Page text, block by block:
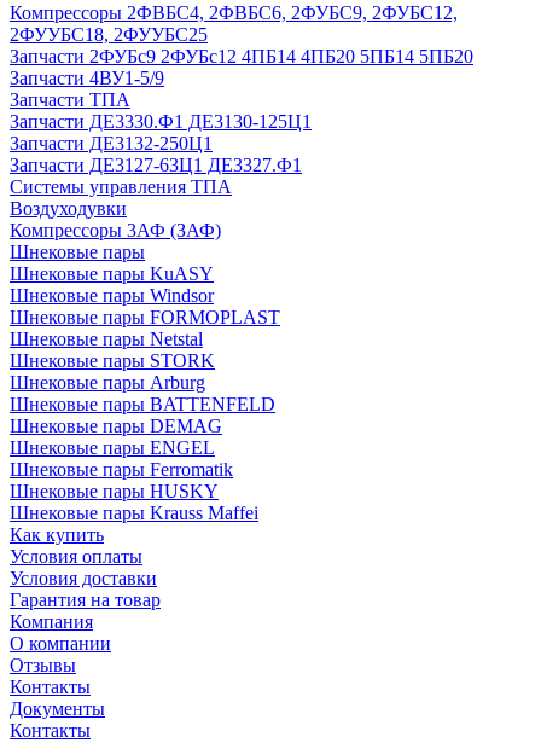
Компрессоры 2ФВБС4, 2ФВБС6, 2ФУБС9, 2ФУБС12,
2ФУУБС18, 2ФУУБС25
Запчасти 2ФУБс9 2ФУБс12 4ПБ14 4ПБ20 5ПБ14 5ПБ20
Запчасти 4ВУ1-5/9
Запчасти ТПА
Запчасти ДЕ3330.Ф1 ДЕ3130-125Ц1
Запчасти ДЕ3132-250Ц1
Запчасти ДЕ3127-63Ц1 ДЕ3327.Ф1
Системы управления ТПА
Воздуходувки
Компрессоры 3АФ (ЗАФ)
Шнековые пары
Шнековые пары KuASY
Шнековые пары Windsor
Шнековые пары FORMOPLAST
Шнековые пары Netstal
Шнековые пары STORK
Шнековые пары Arburg
Шнековые пары BATTENFELD
Шнековые пары DEMAG
Шнековые пары ENGEL
Шнековые пары Ferromatik
Шнековые пары HUSKY
Шнековые пары Krauss Maffei
Как купить
Условия оплаты
Условия доставки
Гарантия на товар
Компания
О компании
Отзывы
Контакты
Документы
Контакты